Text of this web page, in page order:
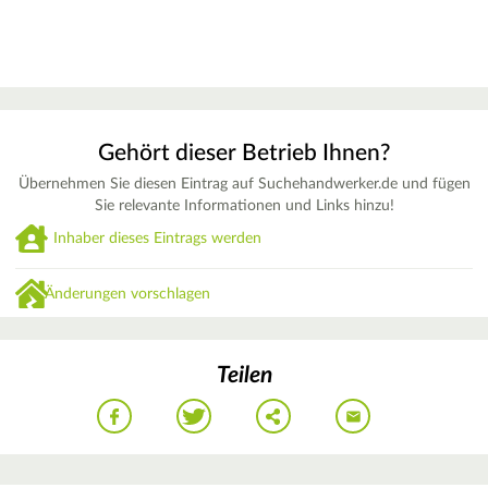
Gehört dieser Betrieb Ihnen?
Übernehmen Sie diesen Eintrag auf Suchehandwerker.de und fügen
Sie relevante Informationen und Links hinzu!
Inhaber dieses Eintrags werden
Änderungen vorschlagen
Teilen